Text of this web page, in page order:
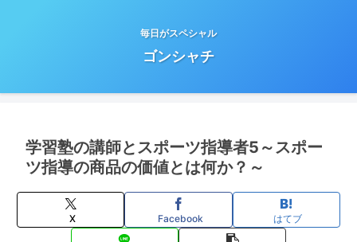
毎日がスペシャル
ゴンシャチ
学習塾の講師とスポーツ指導者5～スポー
ツ指導の商品の価値とは何か？～
X Facebook はてブ